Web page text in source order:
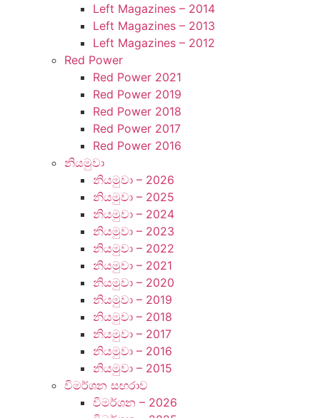
Left Magazines – 2014
Left Magazines – 2013
Left Magazines – 2012
Red Power
Red Power 2021
Red Power 2019
Red Power 2018
Red Power 2017
Red Power 2016
නියමුවා
නියමුවා – 2026
නියමුවා – 2025
නියමුවා – 2024
නියමුවා – 2023
නියමුවා – 2022
නියමුවා – 2021
නියමුවා – 2020
නියමුවා – 2019
නියමුවා – 2018
නියමුවා – 2017
නියමුවා – 2016
නියමුවා – 2015
විමර්ශන ස ඟරාව
විමර්ශන – 2026